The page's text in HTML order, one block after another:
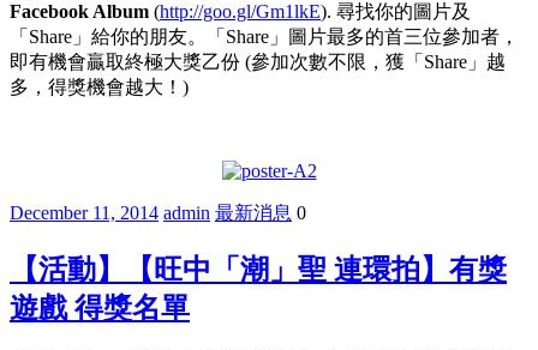
Facebook Album (http://goo.gl/Gm1lkE). 尋找你的圖片及
「Share」給你的朋友。「Share」圖片最多的首三位參加者，
即有機會贏取終極大獎乙份 (參加次數不限，獲「Share」越
多，得獎機會越大！)
December 11, 2014 admin 最新消息 0
【活動】【旺中「潮」聖 連環拍】有獎
遊戲 得獎名單